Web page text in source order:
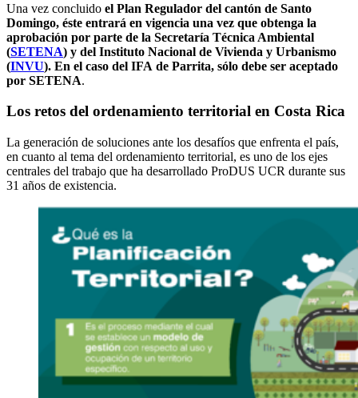
Una vez concluido el Plan Regulador del cantón de Santo
Domingo, éste entrará en vigencia una vez que obtenga la
aprobación por parte de la Secretaría Técnica Ambiental
(SETENA) y del Instituto Nacional de Vivienda y Urbanismo
(INVU). En el caso del IFA de Parrita, sólo debe ser aceptado
por SETENA.
Los retos del ordenamiento territorial en Costa Rica
La generación de soluciones ante los desafíos que enfrenta el país,
en cuanto al tema del ordenamiento territorial, es uno de los ejes
centrales del trabajo que ha desarrollado ProDUS UCR durante sus
31 años de existencia.